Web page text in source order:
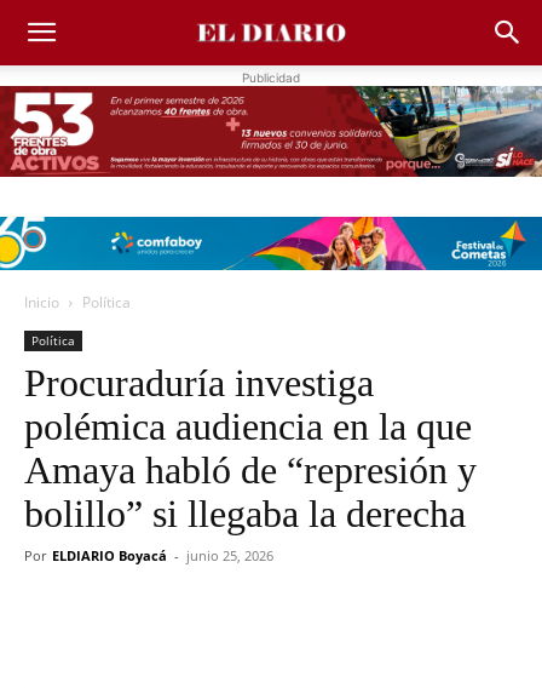
Publicidad
Inicio Política
Política
Procuraduría investiga
polémica audiencia en la que
Amaya habló de “represión y
bolillo” si llegaba la derecha
Por ELDIARIO Boyacá - junio 25, 2026